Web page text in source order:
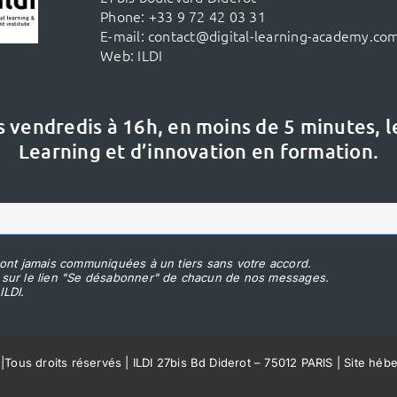
Phone: +33 9 72 42 03 31
E-mail: contact@digital-learning-
Web: ILDI
à 16h, en moins de 5 minutes,
Learning et d’innovation en formation.
jamais communiquées à un tiers sans votre accord.
le lien "Se désabonner" de chacun de nos messages.
Tous droits réservés | ILDI 27bis Bd Diderot – 75012 PARIS | Site